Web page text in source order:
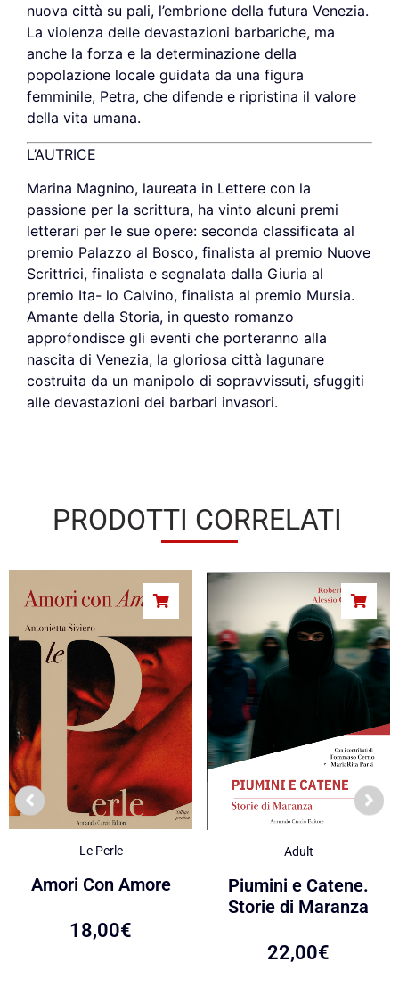
nuova città su pali, l’embrione della futura Venezia.
La violenza delle devastazioni barbariche, ma
anche la forza e la determinazione della
popolazione locale guidata da una figura
femminile, Petra, che difende e ripristina il valore
della vita umana.
L’AUTRICE
Marina Magnino, laureata in Lettere con la
passione per la scrittura, ha vinto alcuni premi
letterari per le sue opere: seconda classificata al
premio Palazzo al Bosco, finalista al premio Nuove
Scrittrici, finalista e segnalata dalla Giuria al
premio Ita- lo Calvino, finalista al premio Mursia.
Amante della Storia, in questo romanzo
approfondisce gli eventi che porteranno alla
nascita di Venezia, la gloriosa città lagunare
costruita da un manipolo di sopravvissuti, sfuggiti
alle devastazioni dei barbari invasori.
PRODOTTI CORRELATI
Le Perle
Amori Con Amore
18,00€
Adult
Piumini e Catene.
Storie di Maranza
22,00€